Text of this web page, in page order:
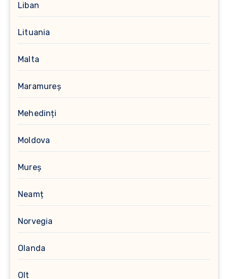
Liban
Lituania
Malta
Maramureș
Mehedinți
Moldova
Mureș
Neamț
Norvegia
Olanda
Olt